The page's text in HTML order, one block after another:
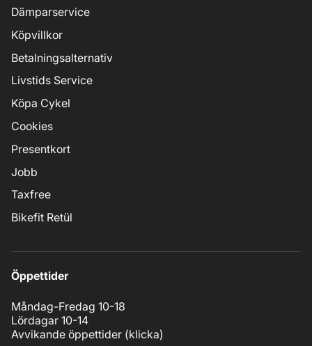
Dämparservice
Köpvillkor
Betalningsalternativ
Livstids Service
Köpa Cykel
Cookies
Presentkort
Jobb
Taxfree
Bikefit Retül
Öppettider
Måndag-Fredag 10-18
Lördagar 10-14
Avvikande öppettider (klicka)